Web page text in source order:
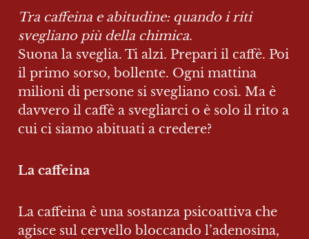
Tra caffeina e abitudine: quando i riti
svegliano più della chimica.
Suona la sveglia. Ti alzi. Prepari il caffè. Poi
il primo sorso, bollente. Ogni mattina
milioni di persone si svegliano così. Ma è
davvero il caffè a svegliarci o è solo il rito a
cui ci siamo abituati a credere?
La caffeina
La caffeina è una sostanza psicoattiva che
agisce sul cervello bloccando l’adenosina,